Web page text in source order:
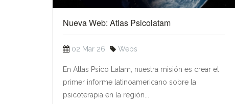
Nueva Web: Atlas Psicolatam
02 Mar 26 Webs
En Atlas Psico Latam, nuestra misión es crear el
primer informe latinoamericano sobre la
psicoterapia en la región...